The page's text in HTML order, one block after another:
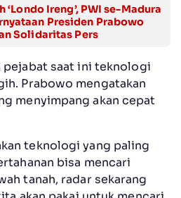
‘Londo Ireng’, PWI se-Madura
Presiden Prabowo
Solidaritas Pers
pejabat saat ini teknologi
Prabowo mengatakan
menyimpang akan cepat
teknologi yang paling
bisa mencari
tanah, radar sekarang